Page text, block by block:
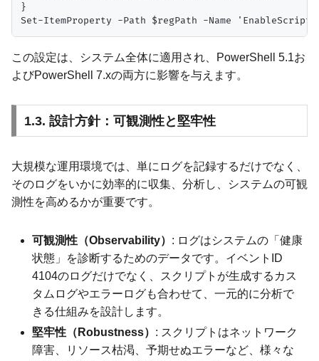
}
この設定は、システム全体に適用され、PowerShell 5.1お
よびPowerShell 7.xの両方に影響を与えます。
1.3. 設計方針：可観測性と堅牢性
大規模な運用環境では、単にログを記録するだけでなく、
そのログをいかに効率的に収集、分析し、システムの可観
測性を高めるかが重要です。
可観測性（Observability） : ログはシステムの「健康
状態」を診断するためのデータです。イベントID
4104のログだけでなく、スクリプトが生成するカス
タムログやエラーログも合わせて、一元的に分析で
きる仕組みを設計します。
堅牢性（Robustness） : スクリプトはネットワーク
障害、リソース枯渇、予期せぬエラーなど、様々な